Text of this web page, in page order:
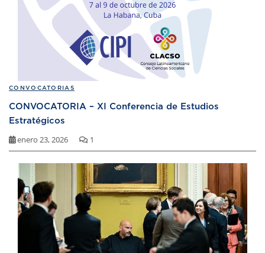
CONVOCATORIAS
CONVOCATORIA – XI Conferencia de Estudios
Estratégicos
enero 23, 2026 1